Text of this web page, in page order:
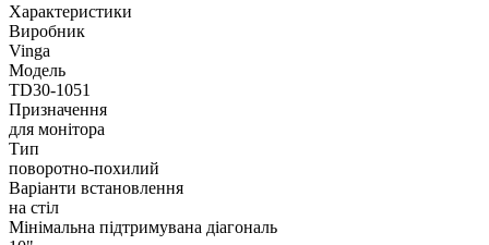
Характеристики
Виробник
Vinga
Модель
TD30-1051
Призначення
для монітора
Тип
поворотно-похилий
Варіанти встановлення
на стіл
Мінімальна підтримувана діагональ